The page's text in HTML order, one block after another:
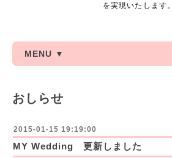
を実現いたします。
MENU ▼
おしらせ
2015-01-15 19:19:00
MY Wedding 更新しました